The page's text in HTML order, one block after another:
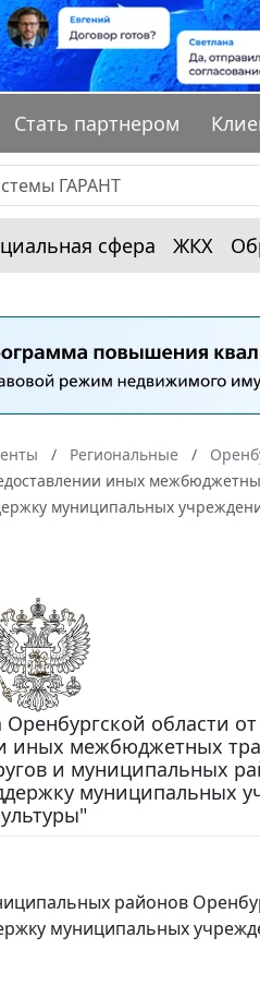
Стать партнером
сфера ЖКХ
Региональные
иных
муниципальных
области
иных межбюджетных
и муниципальных
муниципальных
районов
муниципальных